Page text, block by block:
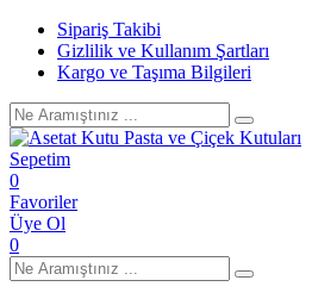
Sipariş Takibi
Gizlilik ve Kullanım Şartları
Kargo ve Taşıma Bilgileri
Sepetim
0
Favoriler
Üye Ol
0